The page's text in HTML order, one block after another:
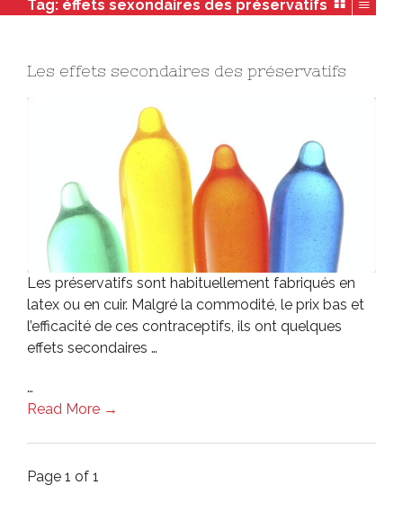
Tag: éffets sexondaires des préservatifs
Les effets secondaires des préservatifs
Les préservatifs sont habituellement fabriqués en
latex ou en cuir. Malgré la commodité, le prix bas et
l’efficacité de ces contraceptifs, ils ont quelques
effets secondaires …
…
Read More →
Page 1 of 1